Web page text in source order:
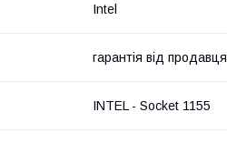
Intel
гарантія від продавця
INTEL - Socket 1155